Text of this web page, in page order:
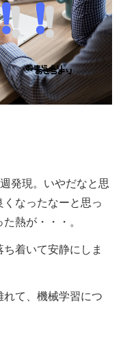
発現。いやだなと思
なったなーと思っ
熱が・・・。
着いて安静にしま
て、機械学習につ